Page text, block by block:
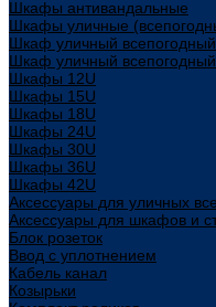
Шкафы антивандальные
Шкафы уличные
Шкаф уличный
Шкаф уличный
Шкафы 12U
Шкафы 15U
Шкафы 18U
Шкафы 24U
Шкафы 30U
Шкафы 36U
Шкафы 42U
Аксессуары для уличных
Аксессуары для шкафов и
Блок розеток
Ввод с уплотнением
Кабель канал
Козырьки